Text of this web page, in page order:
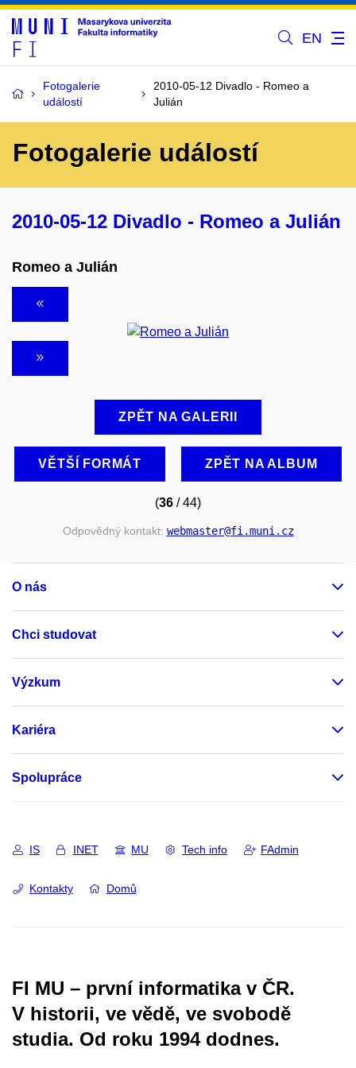
EN
Fotogalerie
událostí
2010-05-12 Divadlo - Romeo a
Julián
Fotogalerie událostí
2010-05-12 Divadlo - Romeo a Julián
Romeo a Julián
ZPĚT NA GALERII
VĚTŠÍ FORMÁT ZPĚT NA ALBUM
(36 / 44)
Odpovědný kontakt: webmaster@fi.muni.cz
O nás
Chci studovat
Výzkum
Kariéra
Spolupráce
IS INET MU Tech info FAdmin
Kontakty Domů
FI MU – první informatika v ČR.
V historii, ve vědě, ve svobodě
studia. Od roku 1994 dodnes.